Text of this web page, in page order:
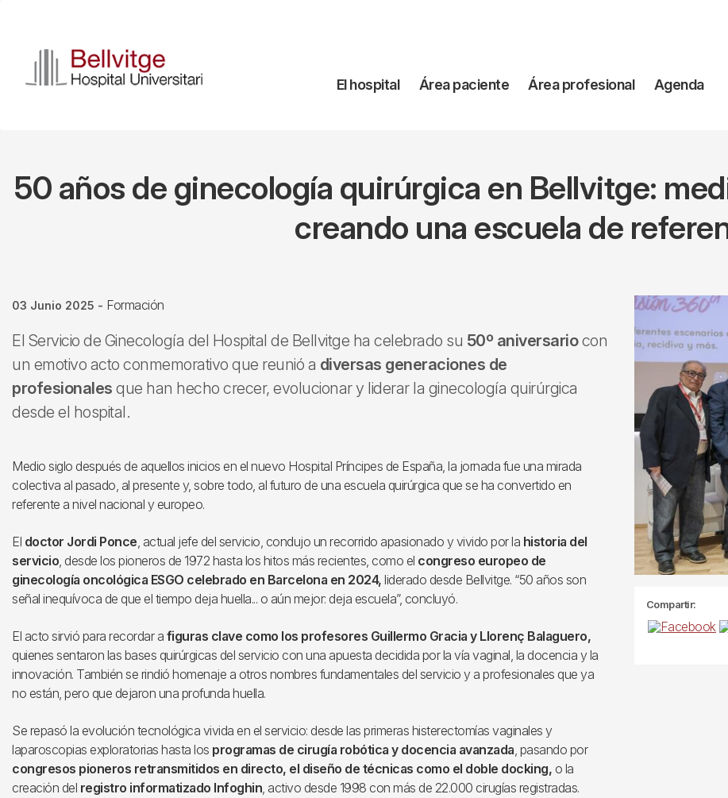
contenido
principal
Navegación
El hospital Área paciente Área profesional Agenda
50 años de ginecología quirúrgica en Bellvitge:
creando una escuela de
03 Junio 2025 - Formación
El Servicio de Ginecología del Hospital de Bellvitge ha celebrado su 50º aniversariocon
un emotivo acto conmemorativo que reunió a diversas generaciones de
profesionales que han hecho crecer, evolucionar y liderar la ginecología quirúrgica
desde el hospital.
Medio siglo después de aquellos inicios en el nuevo Hospital Príncipes de España, la jornada fue una mirada
colectiva al pasado, al presente y, sobre todo, al futuro de una escuela quirúrgica que se ha convertido en
referente a nivel nacional y europeo.
El doctor Jordi Ponce, actual jefe del servicio, condujo un recorrido apasionado y vivido por la historia del
servicio, desde los pioneros de 1972 hasta los hitos más recientes, como el congreso europeo de
ginecología oncológica ESGO celebrado en Barcelona en 2024, liderado desde Bellvitge. “50 años son
señal inequívoca de que el tiempo deja huella... o aún mejor: deja escuela”, concluyó.
El acto sirvió para recordar a figuras clave como los profesores Guillermo Gracia y Llorenç Balaguero,
quienes sentaron las bases quirúrgicas del servicio con una apuesta decidida por la vía vaginal, la docencia y la
innovación. También se rindió homenaje a otros nombres fundamentales del servicio y a profesionales que ya
no están, pero que dejaron una profunda huella.
Se repasó la evolución tecnológica vivida en el servicio: desde las primeras histerectomías vaginales y
laparoscopias exploratorias hasta los programas de cirugía robótica y docencia avanzada, pasando por
congresos pioneros retransmitidos en directo, el diseño de técnicas como el doble docking, o la
creación del registro informatizado Infoghin, activo desde 1998 con más de 22.000 cirugías registradas.
Compartir: